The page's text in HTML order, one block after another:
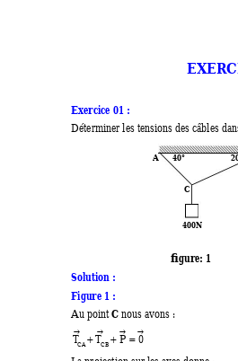
Exercice 01 :
Déterminer les tensions des câbles
400N
40°
C
A
figure: 1
Solution :
Figure 1 :
Au point C nous avons :
→
→
→
→
=
+
+ 0
P
T
T CB
CA